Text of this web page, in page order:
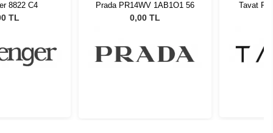
8822 C4
TL
Prada PR14WV 1AB1O1 56
0,00 TL
Tavat